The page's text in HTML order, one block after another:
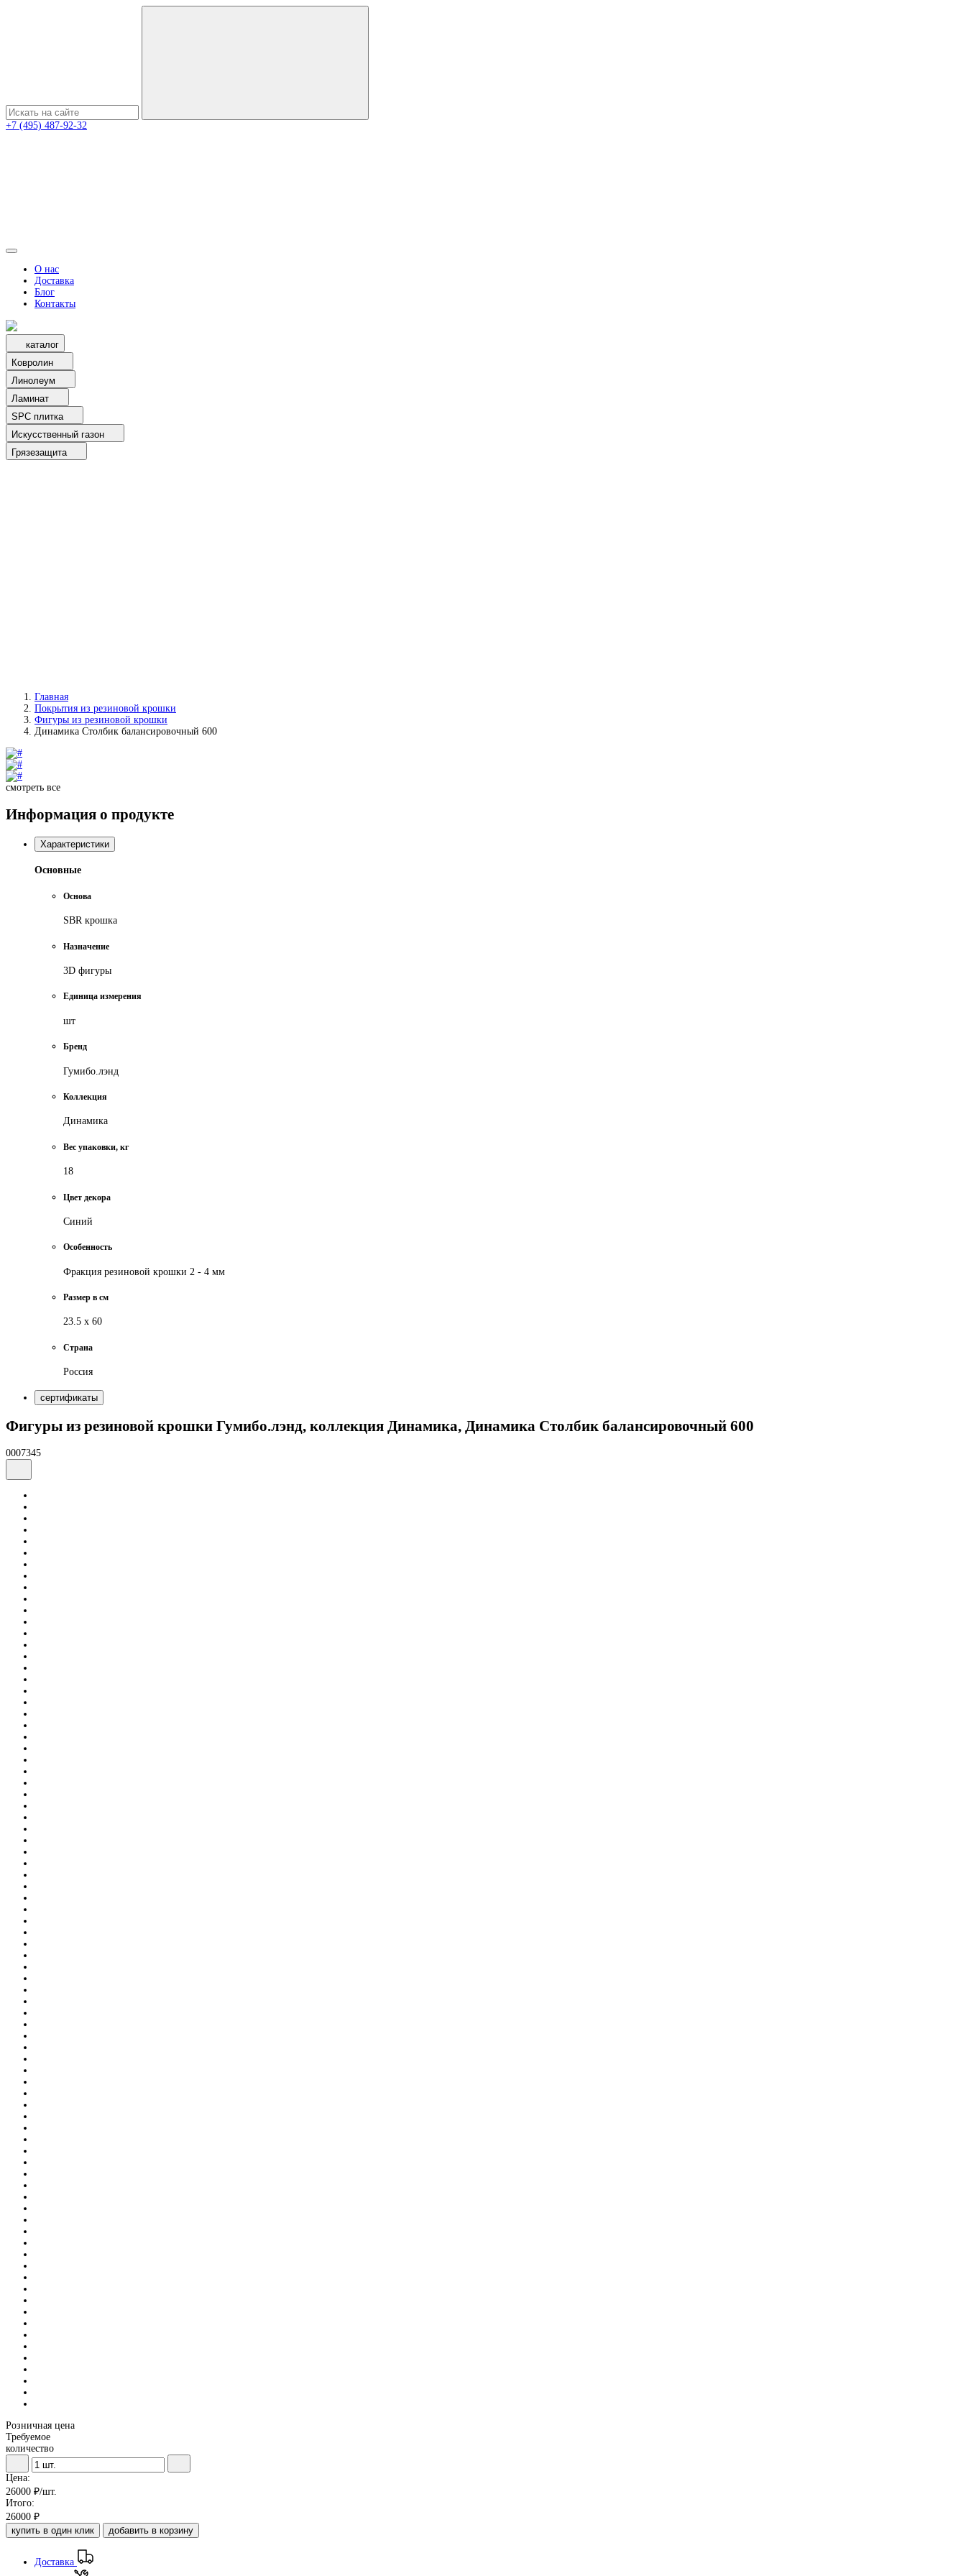
+7 (495) 487-92-32
О нас
Доставка
Блог
Контакты
каталог
Ковролин
Линолеум
Ламинат
SPC плитка
Искусственный газон
Грязезащита
Главная
Покрытия из резиновой крошки
Фигуры из резиновой крошки
Динамика Столбик балансировочный 600
смотреть все
Информация о продукте
Характеристики
Основные
Основа
SBR крошка
Назначение
3D фигуры
Единица измерения
шт
Бренд
Гумибо.лэнд
Коллекция
Динамика
Вес упаковки, кг
18
Цвет декора
Синий
Особенность
Фракция резиновой крошки 2 - 4 мм
Размер в см
23.5 х 60
Страна
Россия
сертификаты
Фигуры из резиновой крошки Гумибо.лэнд, коллекция Динамика, Динамика Столбик балансировочный 600
0007345
Розничная цена
Требуемое
количество
Цена:
26000 ₽/шт.
Итого:
26000 ₽
купить в один клик
добавить в корзину
Доставка